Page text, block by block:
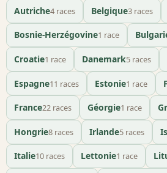
Autriche4 races Belgique3 races
Bosnie-Herzégovine1 race
Croatie1 race Danemark5 races
Espagne11 races Estonie1 race
France22 races Géorgie1 race
Hongrie8 races Irlande5 races
Italie10 races Lettonie1 race